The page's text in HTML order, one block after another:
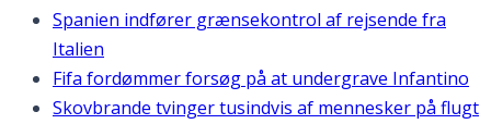
Spanien indfører grænsekontrol af rejsende fra
Italien
Fifa fordømmer forsøg på at undergrave Infantino
Skovbrande tvinger tusindvis af mennesker på flugt